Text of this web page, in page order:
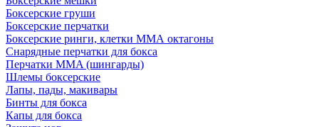
Боксерские груши
Боксерские перчатки
Боксерские ринги, клетки ММА октагоны
Снарядные перчатки для бокса
Перчатки MMA (шингарды)
Шлемы боксерские
Лапы, пады, макивары
Бинты для бокса
Капы для бокса